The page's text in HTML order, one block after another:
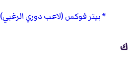
بيتر فوكس (لاعب دوري الرغبي)
ك